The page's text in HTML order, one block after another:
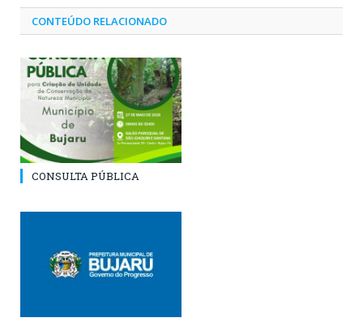
CONTEÚDO RELACIONADO
CONSULTA PÚBLICA